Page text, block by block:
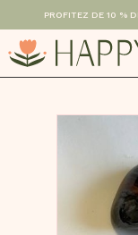
PROFITEZ DE 10 %